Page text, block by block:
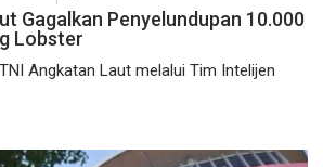
Gagalkan Penyelundupan 10.000
Lobster
TNI Angkatan Laut melalui Tim Intelijen